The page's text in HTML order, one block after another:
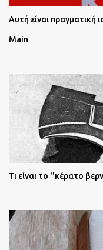
Αυτή είναι πραγματική
Main
Τι είναι το ''κέρατο